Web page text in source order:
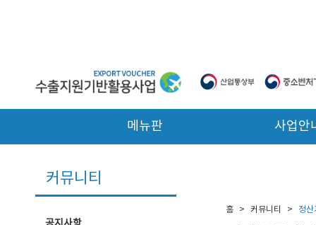
메뉴판 사업안
커뮤니티
홈 > 커뮤니티 > 정산